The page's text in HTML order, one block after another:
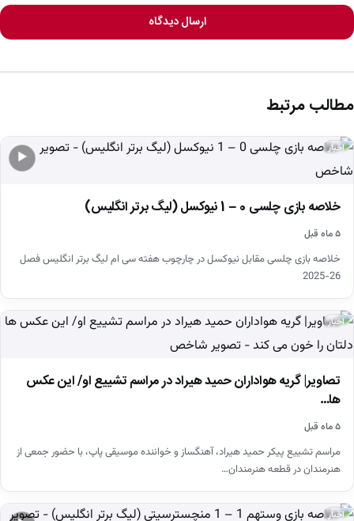
ارسال دیدگاه
مطالب مرتبط
▶
اخبار
خلاصه بازی چلسی 0 – 1 نیوکسل (لیگ برتر انگلیس)
۵ ماه قبل
خلاصه بازی چلسی مقابل نیوکسل در چارچوب هفته سی ام لیگ برتر انگلیس فصل
26-2025
اخبار
تصاویر| گریه هواداران حمید هیراد در مراسم تشییع او/ این عکس
ها…
۵ ماه قبل
مراسم تشییع پیکر حمید هیراد، آهنگساز و خواننده موسیقی پاپ، با حضور جمعی از
هنرمندان در قطعه هنرمندان…
اخبار